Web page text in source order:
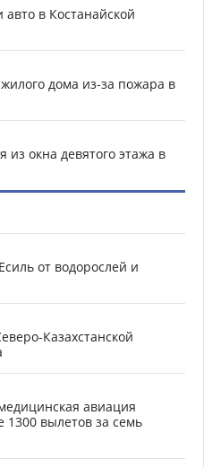
в Костанайской
дома из-за пожара в
из окна девятого этажа в
от водорослей и
Казахстанской
авиация
1300 вылетов за семь